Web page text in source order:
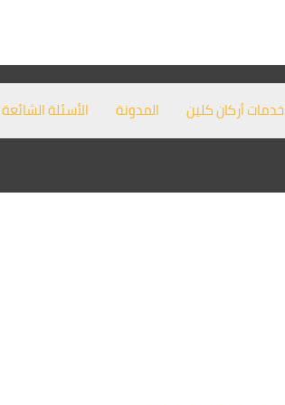
خدمات أركان كلين المدونة الأسئلة الشائعة